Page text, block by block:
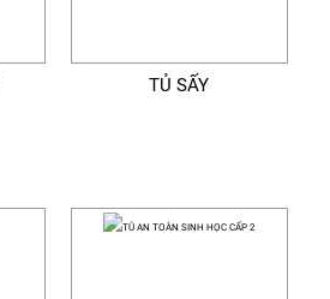
TỦ SẤY